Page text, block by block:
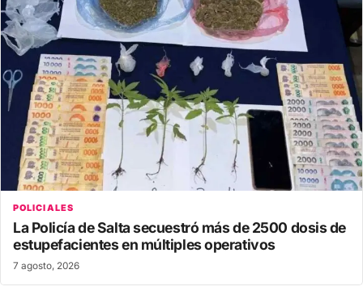
POLICIALES
La Policía de Salta secuestró más de 2500 dosis de
estupefacientes en múltiples operativos
7 agosto, 2026